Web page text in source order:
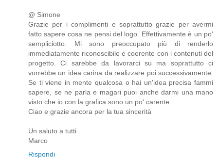
@ Simone
Grazie per i complimenti e soprattutto grazie per avermi
fatto sapere cosa ne pensi del logo. Effettivamente è un po'
sempliciotto. Mi sono preoccupato più di renderlo
immediatamente riconoscibile e coerente con i contenuti del
progetto. Ci sarebbe da lavorarci su ma soprattutto ci
vorrebbe un idea carina da realizzare poi successivamente.
Se ti viene in mente qualcosa o hai un'idea precisa fammi
sapere, se ne parla e magari puoi anche darmi una mano
visto che io con la grafica sono un po' carente.
Ciao e grazie ancora per la tua sincerità
Un saluto a tutti
Marco
Rispondi